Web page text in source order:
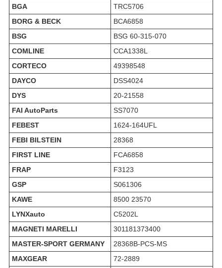
BGA
TRC5706
BORG & BECK
BCA6858
BSG
BSG 60-315-070
COMLINE
CCA1338L
CORTECO
49398548
DAYCO
DSS4024
DYS
20-21558
FAI AutoParts
SS7070
FEBEST
1624-164UFL
FEBI BILSTEIN
28368
FIRST LINE
FCA6858
FRAP
F3123
GSP
S061306
KAWE
8500 23570
LYNXauto
C5202L
MAGNETI MARELLI
301181373400
MASTER-SPORT GERMANY
28368B-PCS-MS
MAXGEAR
72-2889